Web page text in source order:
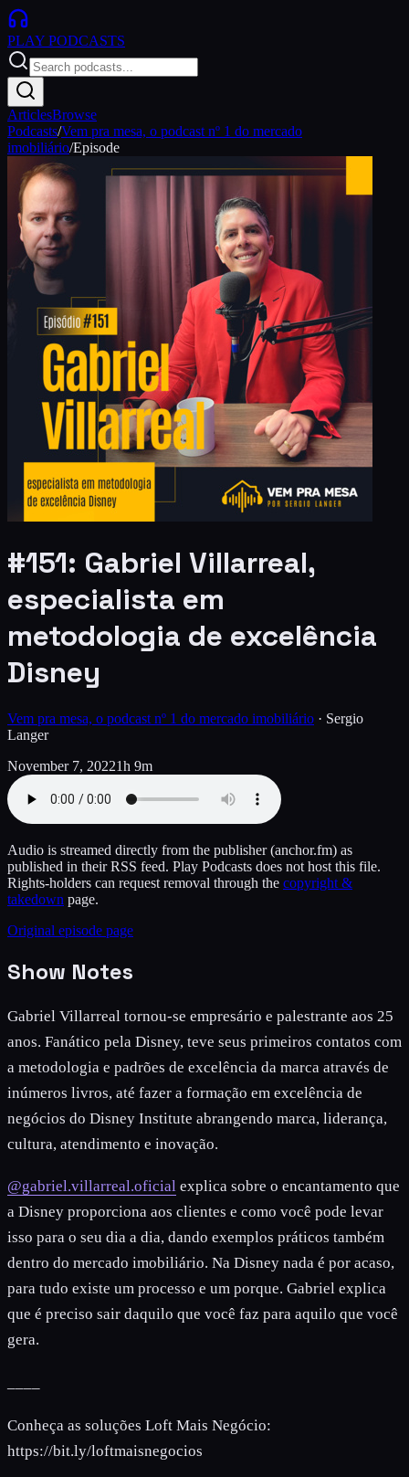
PLAY PODCASTS
ArticlesBrowse
Podcasts/Vem pra mesa, o podcast nº 1 do mercado
imobiliário/Episode
#151: Gabriel Villarreal,
especialista em
metodologia de excelência
Disney
Vem pra mesa, o podcast nº 1 do mercado imobiliário · Sergio
Langer
November 7, 20221h 9m
Audio is streamed directly from the publisher(anchor.fm) as
published in their RSS feed. Play Podcasts does not host this file.
Rights-holders can request removal through the copyright &
takedown page.
Original episode page
Show Notes
Gabriel Villarreal tornou-se empresário e palestrante aos 25
anos. Fanático pela Disney, teve seus primeiros contatos com
a metodologia e padrões de excelência da marca através de
inúmeros livros, até fazer a formação em excelência de
negócios do Disney Institute abrangendo marca, liderança,
cultura, atendimento e inovação.
@gabriel.villarreal.oficial explica sobre o encantamento que
a Disney proporciona aos clientes e como você pode levar
isso para o seu dia a dia, dando exemplos práticos também
dentro do mercado imobiliário. Na Disney nada é por acaso,
para tudo existe um processo e um porque. Gabriel explica
que é preciso sair daquilo que você faz para aquilo que você
gera.
Conheça as soluções Loft Mais Negócio:
https://bit.ly/loftmaisnegocios